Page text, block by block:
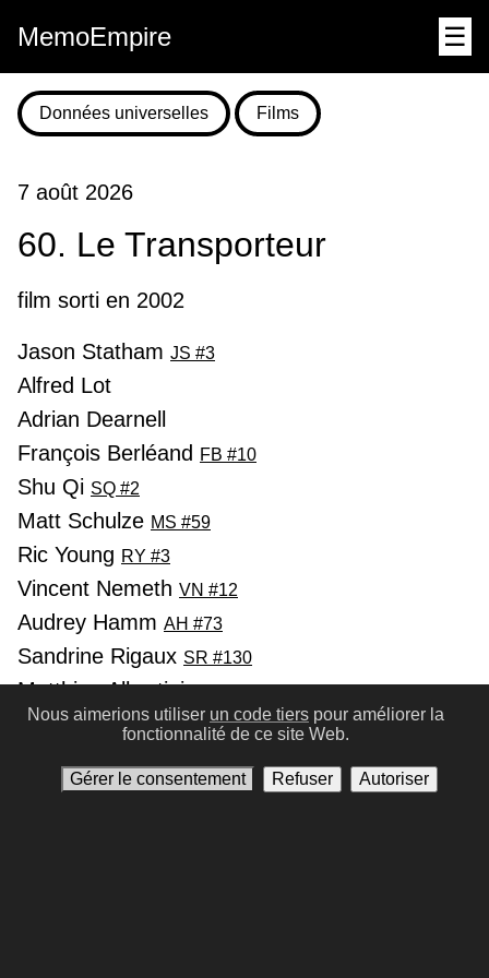
MemoEmpire ☰
Données universelles Films
7 août 2026
60. Le Transporteur
film sorti en 2002
Jason Statham JS #3
Alfred Lot
Adrian Dearnell
François Berléand
FB #10
Shu Qi SQ #2
Matt Schulze MS #59
Ric Young RY #3
Vincent Nemeth VN #12
Audrey Hamm AH #73
Sandrine Rigaux SR #130
Matthieu Albertini
Nous aimerions utiliser un code tiers pour améliorer la
fonctionnalité de ce site Web.
Gérer le consentement Refuser Autoriser